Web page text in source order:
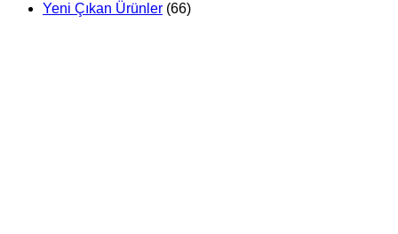
Yeni Çıkan Ürünler (66)